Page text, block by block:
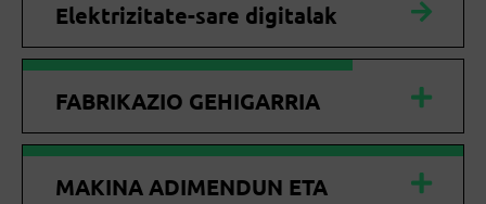
Elektrizitate-sare digitalak
FABRIKAZIO GEHIGARRIA
MAKINA ADIMENDUN ETA